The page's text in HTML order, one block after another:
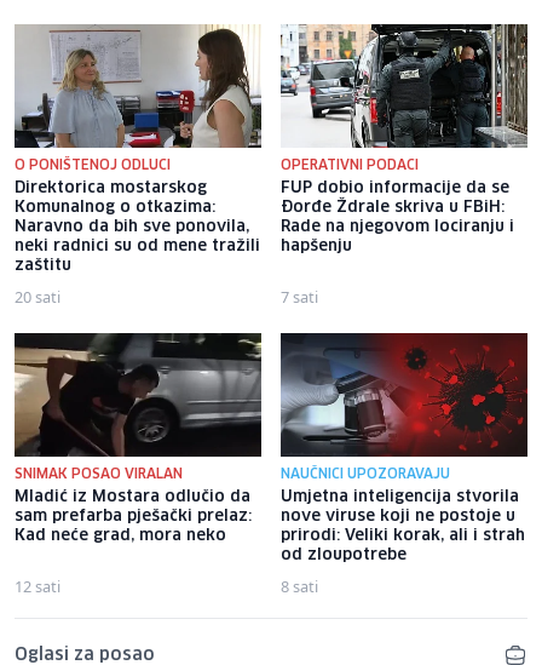
O PONIŠTENOJ ODLUCI
Direktorica mostarskog
Komunalnog o otkazima:
Naravno da bih sve ponovila,
neki radnici su od mene tražili
zaštitu
20 sati
OPERATIVNI PODACI
FUP dobio informacije da se
Đorđe Ždrale skriva u FBiH:
Rade na njegovom lociranju i
hapšenju
7 sati
SNIMAK POSAO VIRALAN
Mladić iz Mostara odlučio da
sam prefarba pješački prelaz:
Kad neće grad, mora neko
12 sati
NAUČNICI UPOZORAVAJU
Umjetna inteligencija stvorila
nove viruse koji ne postoje u
prirodi: Veliki korak, ali i strah
od zloupotrebe
8 sati
Oglasi za posao